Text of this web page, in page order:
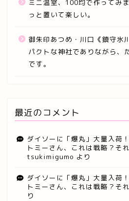
ミニ温室、100均で作ってみ
っと置いて楽しい。
御朱印あつめ・川口《鎮守氷
パクトな神社でありながら、
です。
最近のコメント
ダイソーに「爆丸」大量入荷
トミーさん、これは戦略？そ
tsukimigumo より
ダイソーに「爆丸」大量入荷
トミーさん、これは戦略？そ
り